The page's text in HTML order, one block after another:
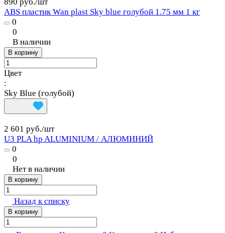
ABS пластик Wan plast Sky blue голубой 1.75 мм 1 кг
0
0
В наличии
В корзину
Цвет
:
Sky Blue (голубой)
2 601 руб./шт
U3 PLA hp ALUMINIUM / АЛЮМИНИЙ
0
0
Нет в наличии
В корзину
Назад к списку
В корзину